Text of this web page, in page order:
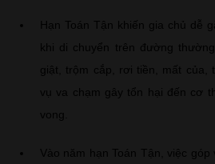
Hạn Toán Tận khiến gia chủ dễ
khi di chuyển trên đường
giật, trộm cắp, rơi tiền, mất của,
vụ va chạm gây tổn hại đến cơ
vong.
Vào năm hạn Toán Tận, việc góp